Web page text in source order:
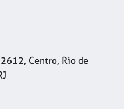
Centro, Rio de